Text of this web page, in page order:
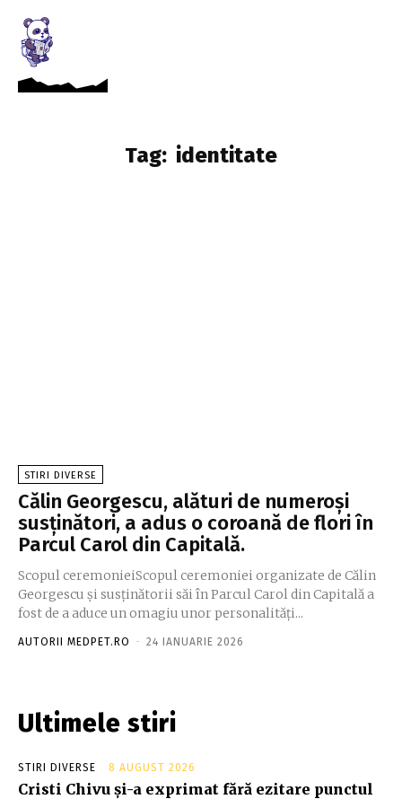
Tag: identitate
STIRI DIVERSE
Călin Georgescu, alături de numeroși
susținători, a adus o coroană de flori în
Parcul Carol din Capitală.
Scopul ceremonieiScopul ceremoniei organizate de Călin
Georgescu și susținătorii săi în Parcul Carol din Capitală a
fost de a aduce un omagiu unor personalități...
AUTORII MEDPET.RO - 24 IANUARIE 2026
Ultimele stiri
STIRI DIVERSE 8 AUGUST 2026
Cristi Chivu și-a exprimat fără ezitare punctul